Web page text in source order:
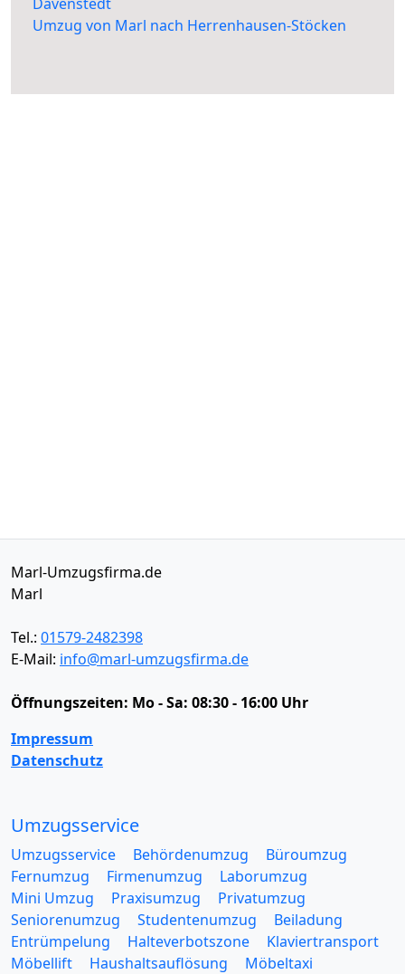
Umzug von Marl nach Herrenhausen-Stöcken
Marl-Umzugsfirma.de
Marl
Tel.: 01579-2482398
E-Mail: info@marl-umzugsfirma.de
Öffnungszeiten: Mo - Sa: 08:30 - 16:00 Uhr
Impressum
Datenschutz
Umzugsservice
Umzugsservice Behördenumzug
Büroumzug
Fernumzug
Firmenumzug
Laborumzug
Mini Umzug
Praxisumzug
Privatumzug
Seniorenumzug
Studentenumzug
Beiladung
Entrümpelung
Halteverbotszone
Klaviertransport
Möbellift
Haushaltsauflösung
Möbeltaxi